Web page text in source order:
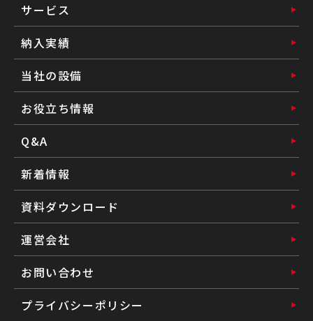
サービス
納入実績
当社の設備
お役立ち情報
Q&A
新着情報
資料ダウンロード
運営会社
お問い合わせ
プライバシーポリシー